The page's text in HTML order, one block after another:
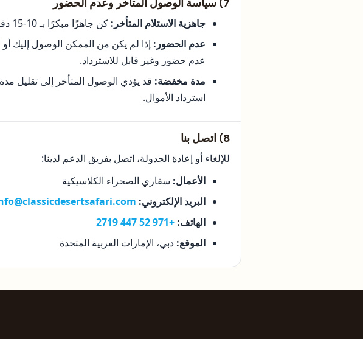
7) سياسة الوصول المتأخر وعدم الحضور
جاهزية الاستلام المتأخر: كن جاهزًا مبكرًا بـ 10-15 دقيقة؛ يتبع السائقون التوجيه المجدول.
عدم الحضور: إذا لم يكن من الممكن الوصول إليك
عدم حضور وغير قابل للاسترداد.
مدة مخفضة: قد يؤدي الوصول المتأخر إلى تقليل
استرداد الأموال.
8) اتصل بنا
للإلغاء أو إعادة الجدولة، اتصل بفريق الدعم لدينا:
الأعمال: سفاري الصحراء الكلاسيكية
البريد الإلكتروني:
الهاتف: +971 52 447 2719
الموقع: دبي، الإمارات العربية المتحدة